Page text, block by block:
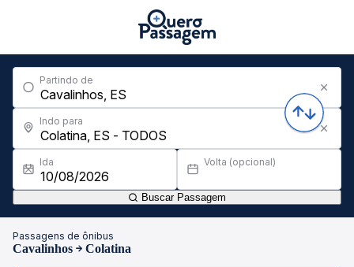
Partindo de
Indo para
Ida Volta (opcional)
Buscar Passagem
Passagens de ônibus
Cavalinhos Colatina